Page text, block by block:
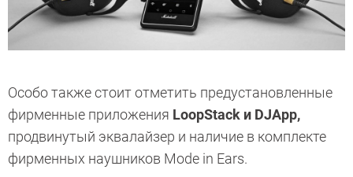
Особо также стоит отметить предустановленные
фирменные приложения LoopStack и DJApp,
продвинутый эквалайзер и наличие в комплекте
фирменных наушников Mode in Ears.